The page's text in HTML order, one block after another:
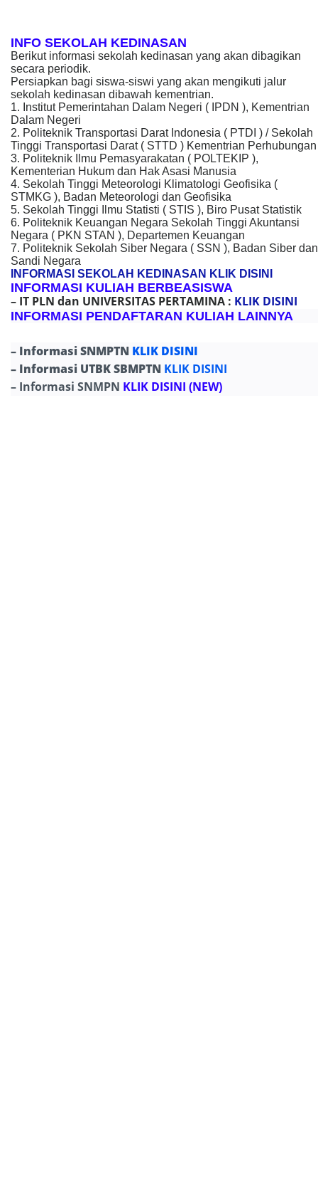
INFO SEKOLAH KEDINASAN
Berikut informasi sekolah kedinasan yang akan dibagikan
secara periodik.
Persiapkan bagi siswa-siswi yang akan mengikuti jalur
sekolah kedinasan dibawah kementrian.
1. Institut Pemerintahan Dalam Negeri ( IPDN ), Kementrian
Dalam Negeri
2. Politeknik Transportasi Darat Indonesia ( PTDI ) / Sekolah
Tinggi Transportasi Darat ( STTD ) Kementrian Perhubungan
3. Politeknik Ilmu Pemasyarakatan ( POLTEKIP ),
Kementerian Hukum dan Hak Asasi Manusia
4. Sekolah Tinggi Meteorologi Klimatologi Geofisika (
STMKG ), Badan Meteorologi dan Geofisika
5. Sekolah Tinggi Ilmu Statisti ( STIS ), Biro Pusat Statistik
6. Politeknik Keuangan Negara Sekolah Tinggi Akuntansi
Negara ( PKN STAN ), Departemen Keuangan
7. Politeknik Sekolah Siber Negara ( SSN ), Badan Siber dan
Sandi Negara
INFORMASI SEKOLAH KEDINASAN KLIK DISINI
INFORMASI KULIAH BERBEASISWA
– IT PLN dan UNIVERSITAS PERTAMINA : KLIK DISINI
INFORMASI PENDAFTARAN KULIAH LAINNYA
– Informasi SNMPTN KLIK DISINI
– Informasi UTBK SBMPTN KLIK DISINI
– Informasi SNMPN KLIK DISINI (NEW)